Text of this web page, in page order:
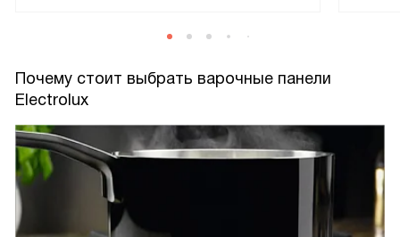
Почему стоит выбрать варочные панели
Electrolux